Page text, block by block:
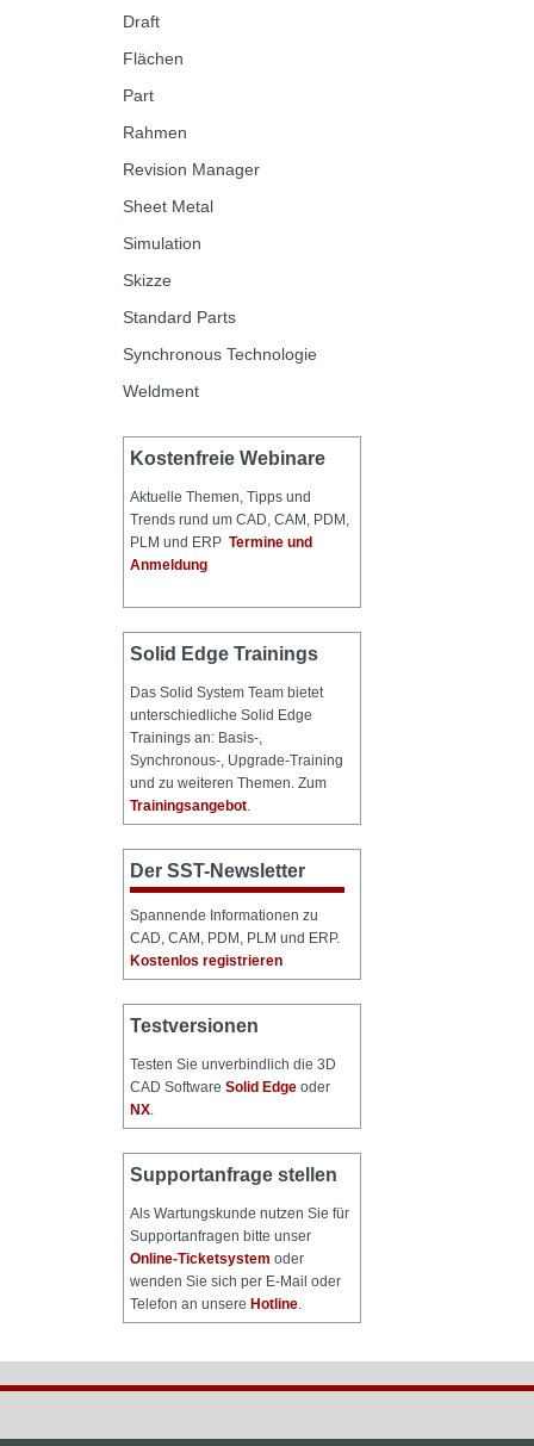
Draft
Flächen
Part
Rahmen
Revision Manager
Sheet Metal
Simulation
Skizze
Standard Parts
Synchronous Technologie
Weldment
Kostenfreie Webinare
Aktuelle Themen, Tipps und
Trends rund um CAD, CAM, PDM,
PLM und ERPTermine und
Anmeldung
Solid Edge Trainings
Das Solid System Team bietet
unterschiedliche Solid Edge
Trainings an: Basis-,
Synchronous-, Upgrade-Training
und zu weiteren Themen. Zum
Trainingsangebot
Der SST-Newsletter
Spannende Informationen zu
CAD, CAM, PDM, PLM und ERP.
Kostenlos registrieren
Testversionen
Testen Sie unverbindlich die 3D
CAD SoftwareSolid Edge oder
NX
Supportanfrage stellen
Als Wartungskunde nutzen Sie für
Supportanfragen bitte unser
Online-Ticketsystem oder
wenden Sie sich per E-Mail oder
Telefon an unsereHotline